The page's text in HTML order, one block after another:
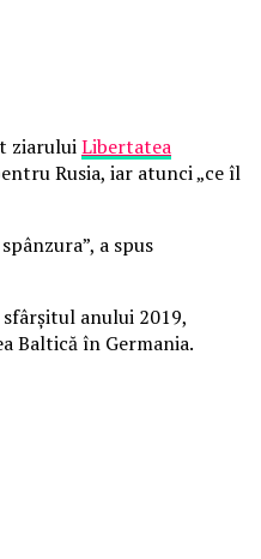
ziaruluiLibertatea
Rusia, iar atunci „ce îl
a spus
anului 2019,
Baltică în Germania.